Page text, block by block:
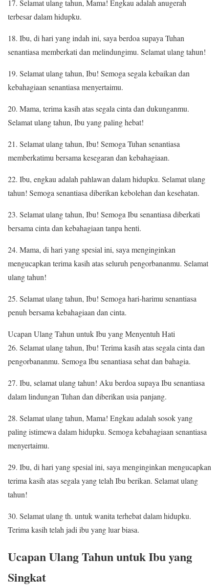
17. Selamat ulang tahun, Mama! Engkau adalah anugerah
terbesar dalam hidupku.
18. Ibu, di hari yang indah ini, saya berdoa supaya Tuhan
senantiasa memberkati dan melindungimu. Selamat ulang tahun!
19. Selamat ulang tahun, Ibu! Semoga segala kebaikan dan
kebahagiaan senantiasa menyertaimu.
20. Mama, terima kasih atas segala cinta dan dukunganmu.
Selamat ulang tahun, Ibu yang paling hebat!
21. Selamat ulang tahun, Ibu! Semoga Tuhan senantiasa
memberkatimu bersama kesegaran dan kebahagiaan.
22. Ibu, engkau adalah pahlawan dalam hidupku. Selamat ulang
tahun! Semoga senantiasa diberikan kebolehan dan kesehatan.
23. Selamat ulang tahun, Ibu! Semoga Ibu senantiasa diberkati
bersama cinta dan kebahagiaan tanpa henti.
24. Mama, di hari yang spesial ini, saya menginginkan
mengucapkan terima kasih atas seluruh pengorbananmu. Selamat
ulang tahun!
25. Selamat ulang tahun, Ibu! Semoga hari-harimu senantiasa
penuh bersama kebahagiaan dan cinta.
Ucapan Ulang Tahun untuk Ibu yang Menyentuh Hati
26. Selamat ulang tahun, Ibu! Terima kasih atas segala cinta dan
pengorbananmu. Semoga Ibu senantiasa sehat dan bahagia.
27. Ibu, selamat ulang tahun! Aku berdoa supaya Ibu senantiasa
dalam lindungan Tuhan dan diberikan usia panjang.
28. Selamat ulang tahun, Mama! Engkau adalah sosok yang
paling istimewa dalam hidupku. Semoga kebahagiaan senantiasa
menyertaimu.
29. Ibu, di hari yang spesial ini, saya menginginkan mengucapkan
terima kasih atas segala yang telah Ibu berikan. Selamat ulang
tahun!
30. Selamat ulang th. untuk wanita terhebat dalam hidupku.
Terima kasih telah jadi ibu yang luar biasa.
Ucapan Ulang Tahun untuk Ibu yang
Singkat